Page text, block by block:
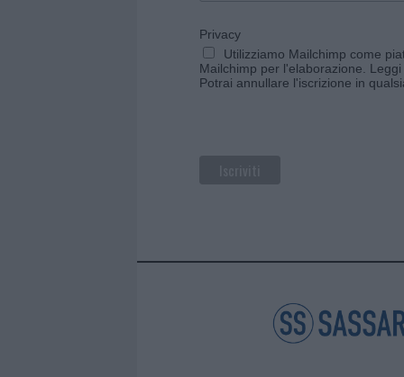
Privacy
Utilizziamo Mailchimp come
Mailchimp per l'elaborazione.
Potrai annullare l'iscrizione in